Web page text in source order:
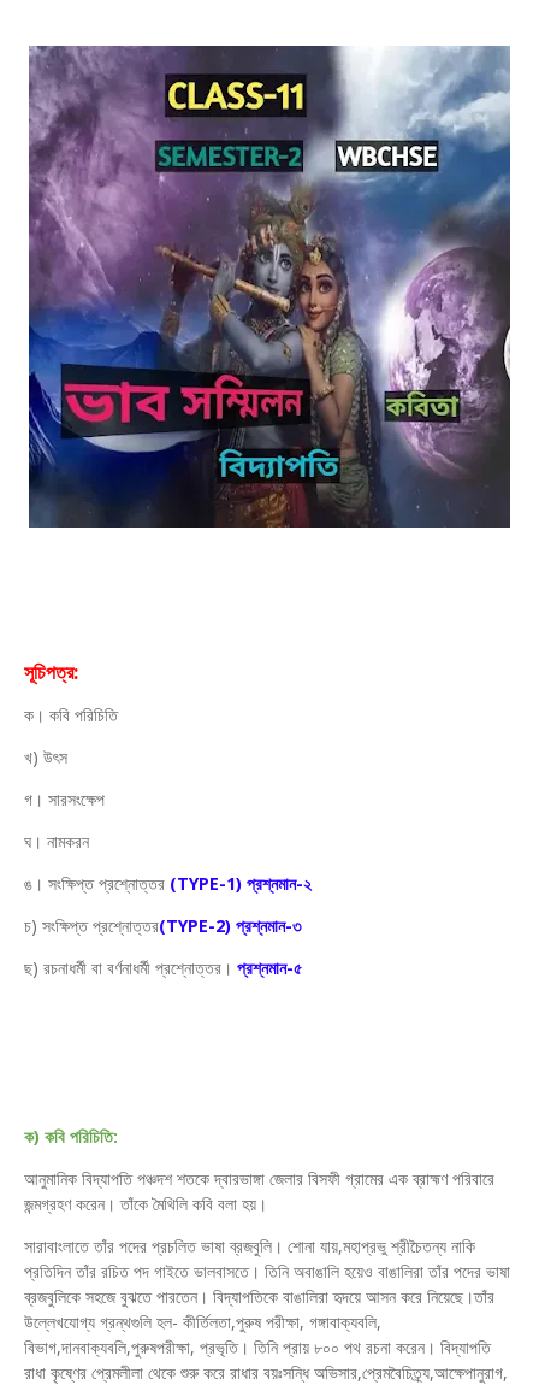
সূচিপত্র:
ক। কবি পরিচিতি
খ) উৎস
গ। সারসংক্ষেপ
ঘ। নামকরন
ঙ। সংক্ষিপ্ত প্রশ্নোত্তর (TYPE-1) প্রশ্নমান-২
চ) সংক্ষিপ্ত প্রশ্নোত্তর(TYPE-2) প্রশ্নমান-৩
ছ) রচনাধর্মী বা বর্ণনাধর্মী প্রশ্নোত্তর। প্রশ্নমান-৫
ক) কবি পরিচিতি:
আনুমানিক বিদ্যাপতি পঞ্চদশ শতকে দ্বারভাঙ্গা জেলার বিসফী গ্রামের এক ব্রাহ্মণ পরিবারে
জন্মগ্রহণ করেন। তাঁকে মৈথিলি কবি বলা হয়।
সারাবাংলাতে তাঁর পদের প্রচলিত ভাষা ব্রজবুলি। শোনা যায়,মহাপ্রভু শ্রীচৈতন্য নাকি
প্রতিদিন তাঁর রচিত পদ গাইতে ভালবাসতে। তিনি অবাঙালি হয়েও বাঙালিরা তাঁর পদের ভাষা
ব্রজবুলিকে সহজে বুঝতে পারতেন। বিদ্যাপতিকে বাঙালিরা হৃদয়ে আসন করে নিয়েছে।তাঁর
উল্লেখযোগ্য গ্রন্থগুলি হল- কীর্তিলতা,পুরুষ পরীক্ষা, গঙ্গাবাক্যবলি,
বিভাগ,দানবাক্যবলি,পুরুষপরীক্ষা, প্রভৃতি। তিনি প্রায় ৮০০ পথ রচনা করেন। বিদ্যাপতি
রাধা কৃষ্ণের প্রেমলীলা থেকে শুরু করে রাধার বয়ঃসন্ধি অভিসার,প্রেমবৈচিত্র্য,আক্ষেপানুরাগ,